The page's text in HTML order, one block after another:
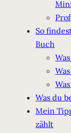
So
Buch
Was du
Mein
zählt